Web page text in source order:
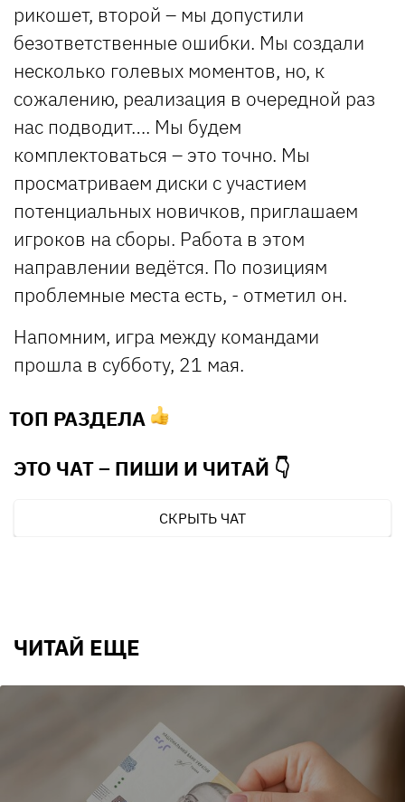
рикошет, второй – мы допустили
безответственные ошибки. Мы создали
несколько голевых моментов, но, к
сожалению, реализация в очередной раз
нас подводит…. Мы будем
комплектоваться – это точно. Мы
просматриваем диски с участием
потенциальных новичков, приглашаем
игроков на сборы. Работа в этом
направлении ведётся. По позициям
проблемные места есть, - отметил он.
Напомним, игра между командами
прошла в субботу, 21 мая.
ТОП РАЗДЕЛА
ЭТО ЧАТ – ПИШИ И ЧИТАЙ 👇
СКРЫТЬ ЧАТ
ЧИТАЙ ЕЩЕ